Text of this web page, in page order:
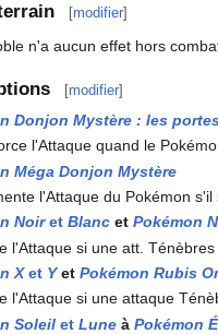
[modifier]
n'a aucun effet hors
[modifier]
Donjon Mystère : les
l'Attaque quand le
Méga Donjon Mystère
l'Attaque du Pokémon
Noiret Blanc et Pokémon
l'Attaque si une att. Ténèbres
Xet Yet Pokémon Rubis
l'Attaque si une attaque
Soleil et Lune à Pokémon